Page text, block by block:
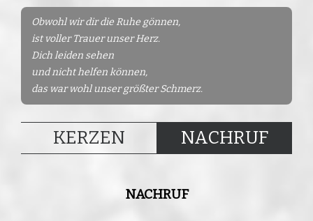
Obwohl wir dir die Ruhe gönnen,
ist voller Trauer unser Herz.
Dich leiden sehen
und nicht helfen können,
das war wohl unser größter Schmerz.
KERZEN NACHRUF
NACHRUF